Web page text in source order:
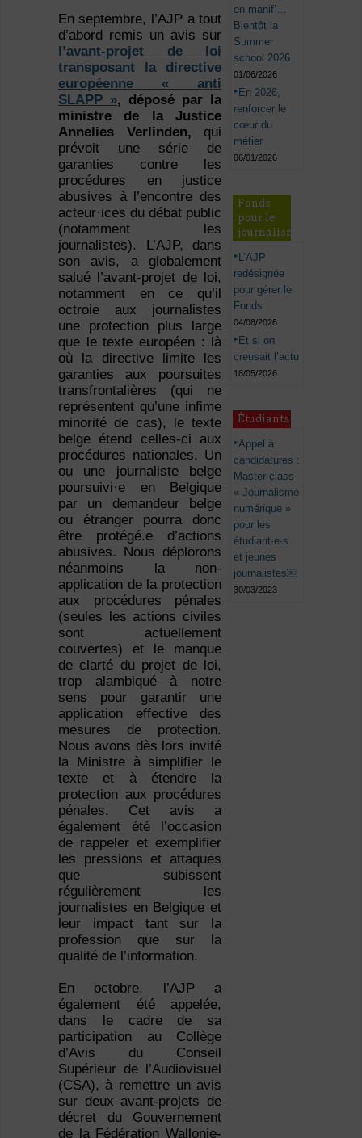
En septembre, l’AJP a tout
d’abord remis un avis sur
l’avant-projet de loi
transposant la directive
européenne « anti
SLAPP », déposé par la
ministre de la Justice
Annelies Verlinden, qui
prévoit une série de
garanties contre les
procédures en justice
abusives à l’encontre des
acteur·ices du débat public
(notamment les
journalistes). L’AJP, dans
son avis, a globalement
salué l’avant-projet de loi,
notamment en ce qu’il
octroie aux journalistes
une protection plus large
que le texte européen : là
où la directive limite les
garanties aux poursuites
transfrontalières (qui ne
représentent qu’une infime
minorité de cas), le texte
belge étend celles-ci aux
procédures nationales. Un
ou une journaliste belge
poursuivi·e en Belgique
par un demandeur belge
ou étranger pourra donc
être protégé.e d’actions
abusives. Nous déplorons
néanmoins la non-
application de la protection
aux procédures pénales
(seules les actions civiles
sont actuellement
couvertes) et le manque
de clarté du projet de loi,
trop alambiqué à notre
sens pour garantir une
application effective des
mesures de protection.
Nous avons dès lors invité
la Ministre à simplifier le
texte et à étendre la
protection aux procédures
pénales. Cet avis a
également été l’occasion
de rappeler et exemplifier
les pressions et attaques
que subissent
régulièrement les
journalistes en Belgique et
leur impact tant sur la
profession que sur la
qualité de l’information.
En octobre, l’AJP a
également été appelée,
dans le cadre de sa
participation au Collège
d’Avis du Conseil
Supérieur de l’Audiovisuel
(CSA), à remettre un avis
sur deux avant-projets de
décret du Gouvernement
de la Fédération Wallonie-
en manif’…
Bientôt la
Summer
school 2026
01/06/2026
En 2026,
renforcer le
cœur du
métier
06/01/2026
Fonds
pour le
journalisme
L’AJP
redésignée
pour gérer le
Fonds
04/08/2026
Et si on
creusait l’actu
18/05/2026
Étudiants
Appel à
candidatures :
Master class
« Journalisme
numérique »
pour les
étudiant·e·s
et jeunes
journalistes￼
30/03/2023